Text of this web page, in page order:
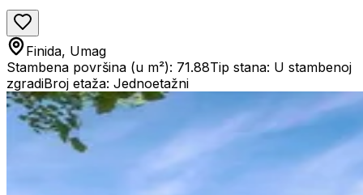
Finida, Umag
Stambena površina (u m²): 71.88Tip stana: U stambenoj
zgradiBroj etaža: Jednoetažni